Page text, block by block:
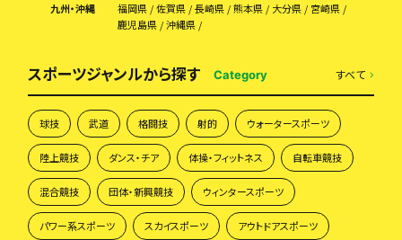
九州・沖縄
福岡県 佐賀県 長崎県 熊本県 大分県
宮崎県
鹿児島県
沖縄県
スポーツジャンルから探す Category すべて
球技 武道 格闘技 射的 ウォータースポーツ
陸上競技 ダンス・チア 体操・フィットネス 自転車競技
混合競技 団体・新興競技 ウィンタースポーツ
パワー系スポーツ スカイスポーツ アウトドアスポーツ